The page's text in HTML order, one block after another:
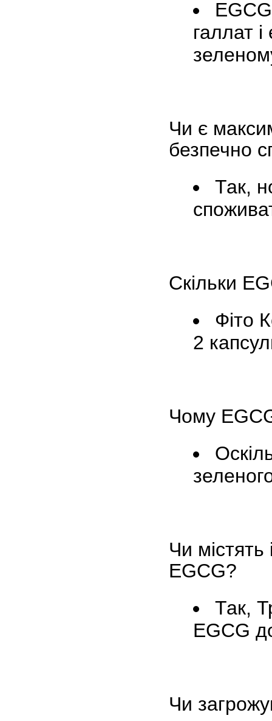
галлат
Чи є
безпечно
Так,
Скільки
Фіто
2
Чому
Чи
EGCG?
Так,
EGCG
Чи